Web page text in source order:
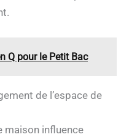
Q pour le Petit Bac
de l’espace de
maison influence